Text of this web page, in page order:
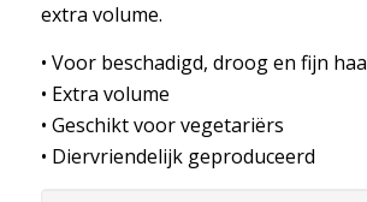
extra volume.
• Voor beschadigd, droog en fijn
• Extra volume
• Geschikt voor vegetariërs
• Diervriendelijk geproduceerd